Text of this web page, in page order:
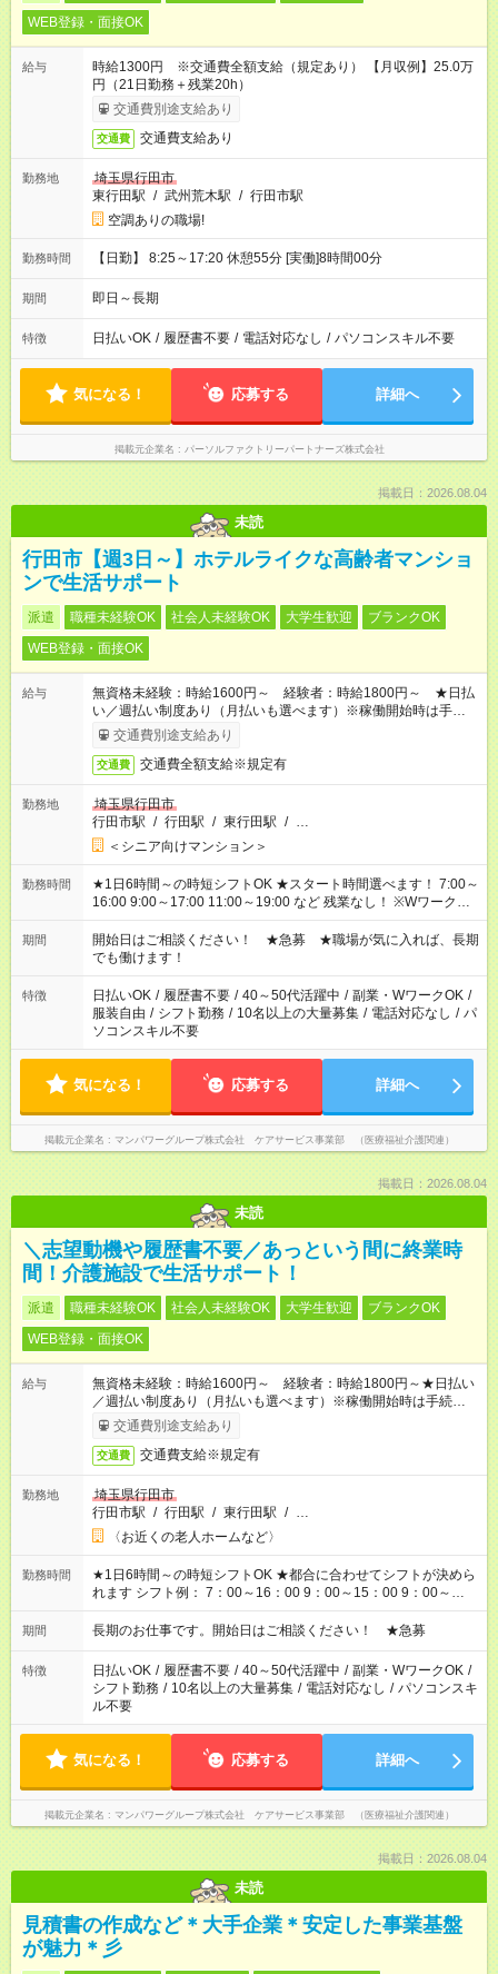
WEB登録・面接OK
給与
時給1300円 ※交通費全額支給（規定あり） 【月収例】25.0万
円（21日勤務＋残業20h）
交通費別途支給あり
交通費 交通費支給あり
勤務地
埼玉県行田市
東行田駅 / 武州荒木駅 / 行田市駅
空調ありの職場!
勤務時間 【日勤】 8:25～17:20 休憩55分 [実働]8時間00分
期間 即日～長期
特徴 日払いOK / 履歴書不要 / 電話対応なし / パソコンスキル不要
気になる！ 応募する 詳細へ
掲載元企業名 パーソルファクトリーパートナーズ株式会社
掲載日：2026.08.04
未読
行田市【週3日～】ホテルライクな高齢者マンショ
ンで生活サポート
派遣 職種未経験OK 社会人未経験OK 大学生歓迎
ブランクOK
WEB登録・面接OK
給与
無資格未経験：時給1600円～ 経験者：時給1800円～ ★日払
い／週払い制度あり（月払いも選べます）※稼働開始時は手続き
完了次第のお支払いとなります。
交通費別途支給あり
交通費 交通費全額支給※規定有
勤務地
埼玉県行田市
行田市駅 / 行田駅 / 東行田駅 / …
＜シニア向けマンション＞
勤務時間
★1日6時間～の時短シフトOK ★スタート時間選べます！ 7:00～
16:00 9:00～17:00 11:00～19:00 など 残業なし！ ※Wワークの
場合、他のお仕事と合わせ週40時間超の就業はご案内できませ
ん ※法令に基づき、週20時間以上勤務は社会保険への加入対象
となります ※労働者派遣法（日雇い派遣の原則禁止）により、
短時間・短期間の就業はご案内が難しい場合があります
期間
開始日はご相談ください！ ★急募 ★職場が気に入れば、長期
でも働けます！
特徴 日払いOK / 履歴書不要 / 40～50代活躍中 / 副業・WワークOK /
服装自由 / シフト勤務 / 10名以上の大量募集 / 電話対応なし / パ
ソコンスキル不要
気になる！ 応募する 詳細へ
掲載元企業名 マンパワーグループ株式会社 ケアサービス事業部 （医療福祉介護関連）
掲載日：2026.08.04
未読
＼志望動機や履歴書不要／あっという間に終業時
間！介護施設で生活サポート！
派遣 職種未経験OK 社会人未経験OK 大学生歓迎
ブランクOK
WEB登録・面接OK
給与
無資格未経験：時給1600円～ 経験者：時給1800円～★日払い
／週払い制度あり（月払いも選べます）※稼働開始時は手続き完
了次第のお支払いとなります。
交通費別途支給あり
交通費 交通費支給※規定有
勤務地
埼玉県行田市
行田市駅 / 行田駅 / 東行田駅 / …
〈お近くの老人ホームなど〉
勤務時間
★1日6時間～の時短シフトOK ★都合に合わせてシフトが決めら
れます シフト例： 7：00～16：00 9：00～15：00 9：00～
18：00 11：00～20：00 など ※Wワークの場合、他のお仕事と
合わせ週40時間超の就業はご案内できません ※法令に基づき、
派遣法（日雇い派遣の原則禁止）により、短時間・短期間の就
業はご案内が難しい場合があります
期間 長期のお仕事です。開始日はご相談ください！ ★急募
特徴 日払いOK / 履歴書不要 / 40～50代活躍中 / 副業・WワークOK /
シフト勤務 / 10名以上の大量募集 / 電話対応なし / パソコンスキ
ル不要
気になる！ 応募する 詳細へ
掲載元企業名 マンパワーグループ株式会社 ケアサービス事業部 （医療福祉介護関連）
掲載日：2026.08.04
未読
見積書の作成など＊大手企業＊安定した事業基盤
が魅力＊彡